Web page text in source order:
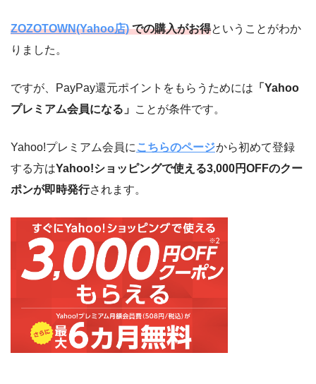
ZOZOTOWN(Yahoo店)での購入がお得ということがわか
りました。
ですが、PayPay還元ポイントをもらうためには 「Yahoo
プレミアム会員になる」 ことが条件です。
Yahoo!プレミアム会員に こちらのページから初めて登録
する方はYahoo!ショッピングで使える3,000円OFFのクー
ポンが即時発行されます。